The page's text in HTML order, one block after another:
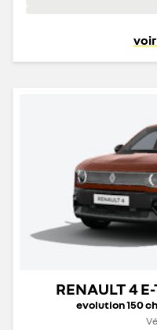
RENAULT 4
evolution 150